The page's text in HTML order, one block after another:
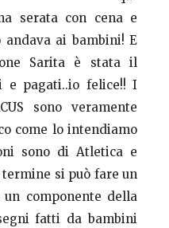
serata con cena e
ai bambini! E
Sarita è stata il
e pagati..io felice!! I
sono veramente
come lo intendiamo
sono di Atletica e
si può fare un
componente della
fatti da bambini